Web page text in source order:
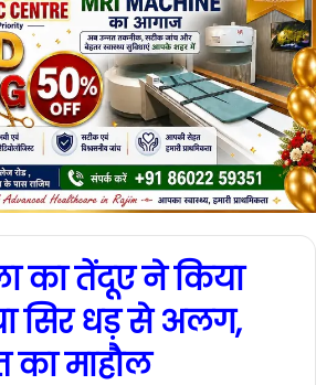
का तेंदूए ने किया
सिर धड़ से अलग,
का माहौल